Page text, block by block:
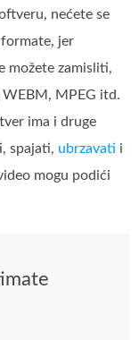
nećete se
jer
možete zamisliti,
WEBM, MPEG itd.
ima i druge
spajati, ubrzavati i
mogu podići